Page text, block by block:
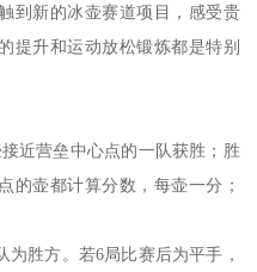
到新的冰壶赛道项目，感受贵
提升和运动放松锻炼都是特别
近营垒中心点的一队获胜；胜
的壶都计算分数，每壶一分；
胜方。若6局比赛后为平手，